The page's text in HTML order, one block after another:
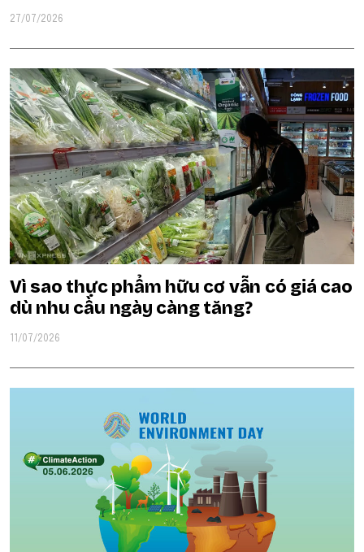
27/07/2026
Vì sao thực phẩm hữu cơ vẫn có giá cao
dù nhu cầu ngày càng tăng?
11/07/2026